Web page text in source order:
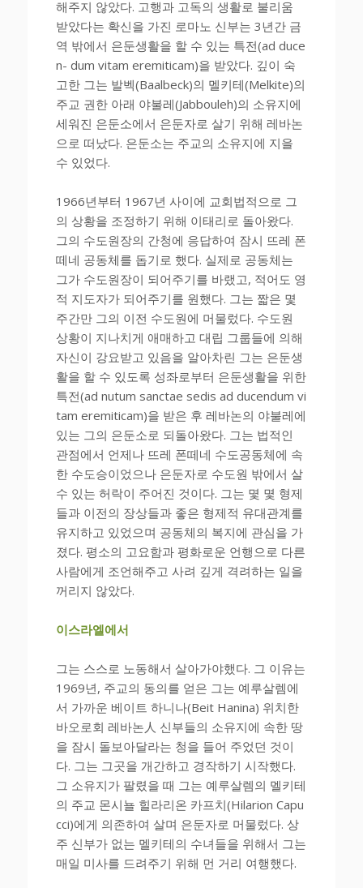
해주지 않았다. 고행과 고독의 생활로 불리움
받았다는 확신을 가진 로마노 신부는 3년간 금
역 밖에서 은둔생활을 할 수 있는 특전(ad duce
n- dum vitam eremiticam)을 받았다. 깊이 숙
고한 그는 발벡(Baalbeck)의 멜키테(Melkite)의
주교 권한 아래 야불레(Jabbouleh)의 소유지에
세워진 은둔소에서 은둔자로 살기 위해 레바논
으로 떠났다. 은둔소는 주교의 소유지에 지을
수 있었다.
1966년부터 1967년 사이에 교회법적으로 그
의 상황을 조정하기 위해 이태리로 돌아왔다.
그의 수도원장의 간청에 응답하여 잠시 뜨레 폰
떼네 공동체를 돕기로 했다. 실제로 공동체는
그가 수도원장이 되어주기를 바랬고, 적어도 영
적 지도자가 되어주기를 원했다. 그는 짧은 몇
주간만 그의 이전 수도원에 머물렀다. 수도원
상황이 지나치게 애매하고 대립 그룹들에 의해
자신이 강요받고 있음을 알아차린 그는 은둔생
활을 할 수 있도록 성좌로부터 은둔생활을 위한
특전(ad nutum sanctae sedis ad ducendum vi
tam eremiticam)을 받은 후 레바논의 야불레에
있는 그의 은둔소로 되돌아왔다. 그는 법적인
관점에서 언제나 뜨레 폰떼네 수도공동체에 속
한 수도승이었으나 은둔자로 수도원 밖에서 살
수 있는 허락이 주어진 것이다. 그는 몇 몇 형제
들과 이전의 장상들과 좋은 형제적 유대관계를
유지하고 있었으며 공동체의 복지에 관심을 가
졌다. 평소의 고요함과 평화로운 언행으로 다른
사람에게 조언해주고 사려 깊게 격려하는 일을
꺼리지 않았다.
이스라엘에서
그는 스스로 노동해서 살아가야했다. 그 이유는
1969년, 주교의 동의를 얻은 그는 예루살렘에
서 가까운 베이트 하니나(Beit Hanina) 위치한
바오로회 레바논人 신부들의 소유지에 속한 땅
을 잠시 돌보아달라는 청을 들어 주었던 것이
다. 그는 그곳을 개간하고 경작하기 시작했다.
그 소유지가 팔렸을 때 그는 예루살렘의 멜키테
의 주교 몬시뇰 힐라리온 카프치(Hilarion Capu
cci)에게 의존하여 살며 은둔자로 머물렀다. 상
주 신부가 없는 멜키테의 수녀들을 위해서 그는
매일 미사를 드려주기 위해 먼 거리 여행했다.